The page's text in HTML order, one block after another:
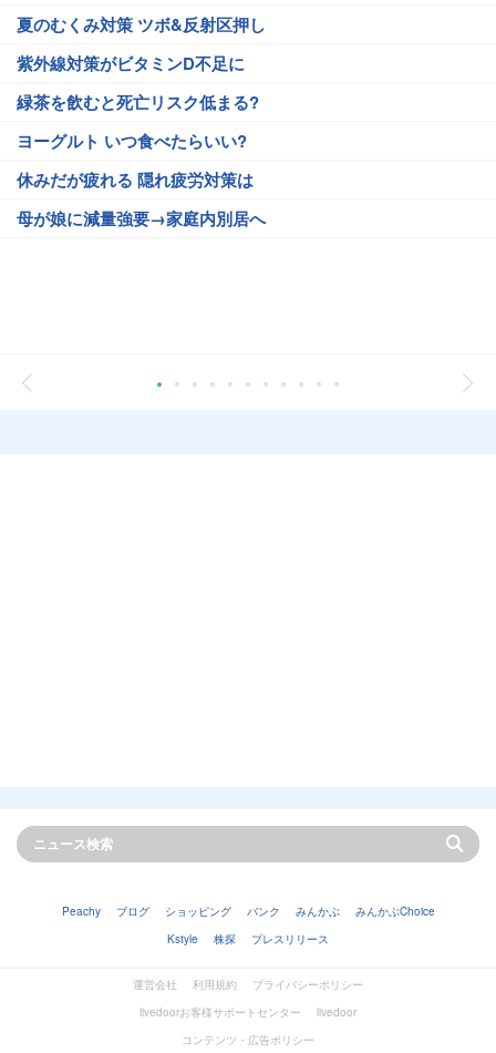
夏のむくみ対策 ツボ&反射区押し
紫外線対策がビタミンD不足に
緑茶を飲むと死亡リスク低まる?
ヨーグルト いつ食べたらいい?
休みだが疲れる 隠れ疲労対策は
母が娘に減量強要→家庭内別居へ
Peachy ブログ ショッピング バンク みんかぶ
みんかぶChoice
Kstyle
株探 プレスリリース
運営会社 利用規約
プライバシーポリシー
livedoorお客様サポートセンター
livedoor
コンテンツ・広告ポリシー